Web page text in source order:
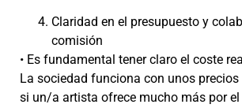
Claridad en el presupuesto y
comisión
• Es fundamental tener claro el coste
La sociedad funciona con unos
si un/a artista ofrece mucho más por